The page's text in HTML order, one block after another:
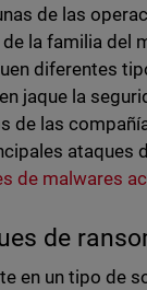
de las
la familia del
diferentes
jaque la
de las
ataques
de malwares
de
en un tipo de